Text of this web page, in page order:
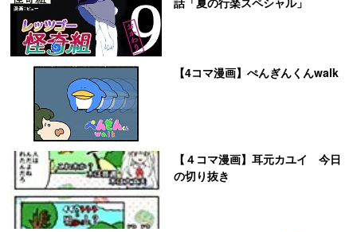
【4コマ漫画】ぺんぎんくんwalk
【４コマ漫画】耳元カユイ 今日
の切り抜き